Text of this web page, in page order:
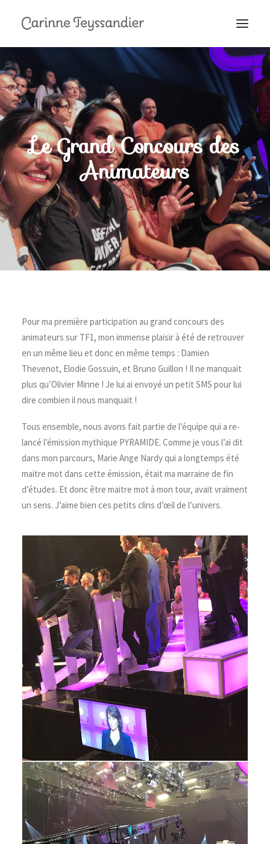
MON PARCOURS
À LA TÉLÉ
PRESTATIONS
MES RECETTES
EN COULISSES
Le Grand Concours des
Animateurs
Pour ma première participation au grand concours des
animateurs sur TF1, mon immense plaisir à été de retrouver
en un même lieu et donc en même temps : Damien
Thevenot, Elodie Gossuin, et Bruno Guillon ! Il ne manquait
plus qu’Olivier Minne ! Je lui ai envoyé un petit SMS pour lui
dire combien il nous manquait !
Tous ensemble, nous avons fait partie de l’équipe qui a re-
lancé l’émission mythique PYRAMIDE. Comme je vous l’ai dit
dans mon parcours, Marie Ange Nardy qui a longtemps été
maitre mot dans cette émission, était ma marraine de fin
d’études. Et donc être maitre mot à mon tour, avait vraiment
un sens. J’aime bien ces petits clins d’œil de l’univers.